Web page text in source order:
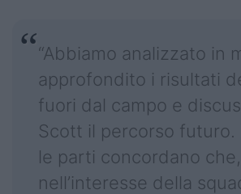
“Abbiamo analizzato in
approfondito i risultati
fuori dal campo e
Scott il percorso futuro.
le parti concordano che,
nell’interesse della